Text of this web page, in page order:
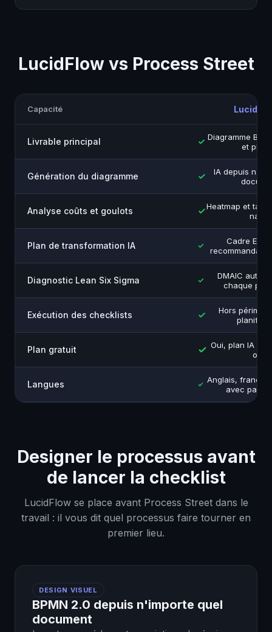
LucidFlow vs Process Street
Capacité
Livrable principal
Diagramme
et plan
Génération du diagramme
IA depuis
Analyse coûts et goulots
Heatmap et
natifs
Plan de transformation IA
Cadre
Diagnostic Lean Six Sigma
DMAIC
chaque
Exécution des checklists
Hors
Plan gratuit
Oui, plan IA
only
Langues
Anglais,
avec parité
Designer le processus avant
de lancer la checklist
LucidFlow se place avant Process Street dans le
travail : il vous dit quel processus faire tourner en
premier lieu.
DESIGN VISUEL
BPMN 2.0 depuis n'importe quel
document